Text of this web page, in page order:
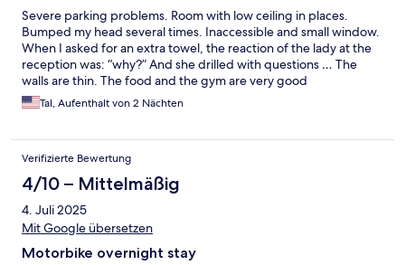
Severe parking problems. Room with low ceiling in places.
Bumped my head several times. Inaccessible and small window.
When I asked for an extra towel, the reaction of the lady at the
reception was: “why?” And she drilled with questions … The
walls are thin. The food and the gym are very good
Tal, Aufenthalt von 2 Nächten
Verifizierte Bewertung
4/10 – Mittelmäßig
4. Juli 2025
Mit Google übersetzen
Motorbike overnight stay